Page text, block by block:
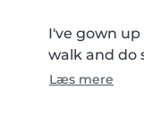
I've gown
walk and do
Læs mere